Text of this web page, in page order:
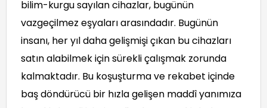
bilim-kurgu sayılan cihazlar, bugünün
vazgeçilmez eşyaları arasındadır. Bugünün
insanı, her yıl daha gelişmişi çıkan bu cihazları
satın alabilmek için sürekli çalışmak zorunda
kalmaktadır. Bu koşuşturma ve rekabet içinde
baş döndürücü bir hızla gelişen maddî yanımıza